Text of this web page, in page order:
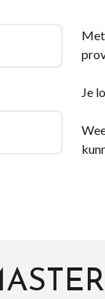
Met
Je